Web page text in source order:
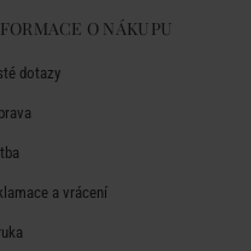
O NÁKUPU
dotazy
a vrácení